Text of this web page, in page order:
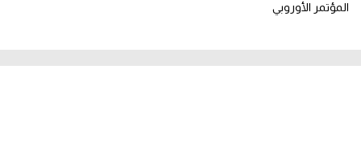
المؤتمر الأوروبي